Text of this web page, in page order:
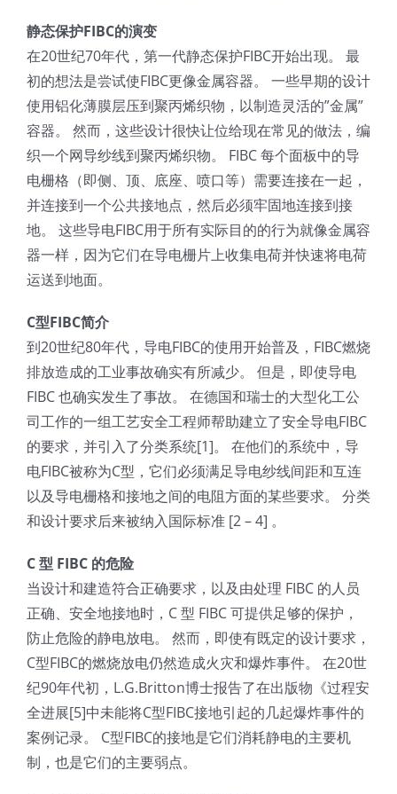
静态保护FIBC的演变
在20世纪70年代，第一代静态保护FIBC开始出现。 最
初的想法是尝试使FIBC更像金属容器。 一些早期的设计
使用铝化薄膜层压到聚丙烯织物，以制造灵活的”金属”
容器。 然而，这些设计很快让位给现在常见的做法，编
织一个网导纱线到聚丙烯织物。 FIBC 每个面板中的导
电栅格（即侧、顶、底座、喷口等）需要连接在一起，
并连接到一个公共接地点，然后必须牢固地连接到接
地。 这些导电FIBC用于所有实际目的的行为就像金属容
器一样，因为它们在导电栅片上收集电荷并快速将电荷
运送到地面。
C型FIBC简介
到20世纪80年代，导电FIBC的使用开始普及，FIBC燃烧
排放造成的工业事故确实有所减少。 但是，即使导电
FIBC 也确实发生了事故。 在德国和瑞士的大型化工公
司工作的一组工艺安全工程师帮助建立了安全导电FIBC
的要求，并引入了分类系统[1]。 在他们的系统中，导
电FIBC被称为C型，它们必须满足导电纱线间距和互连
以及导电栅格和接地之间的电阻方面的某些要求。 分类
和设计要求后来被纳入国际标准 [2 – 4] 。
C 型 FIBC 的危险
当设计和建造符合正确要求，以及由处理 FIBC 的人员
正确、安全地接地时，C 型 FIBC 可提供足够的保护，
防止危险的静电放电。 然而，即使有既定的设计要求，
C型FIBC的燃烧放电仍然造成火灾和爆炸事件。 在20世
纪90年代初，L.G.Britton博士报告了在出版物《过程安
全进展[5]中未能将C型FIBC接地引起的几起爆炸事件的
案例记录。 C型FIBC的接地是它们消耗静电的主要机
制，也是它们的主要弱点。